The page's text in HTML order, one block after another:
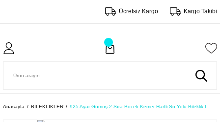
Ücretsiz Kargo Kargo Takibi
Anasayfa BİLEKLİKLER 925 Ayar Gümüş 2 Sıra Böcek Kemer Harfli Su Yolu Bileklik L